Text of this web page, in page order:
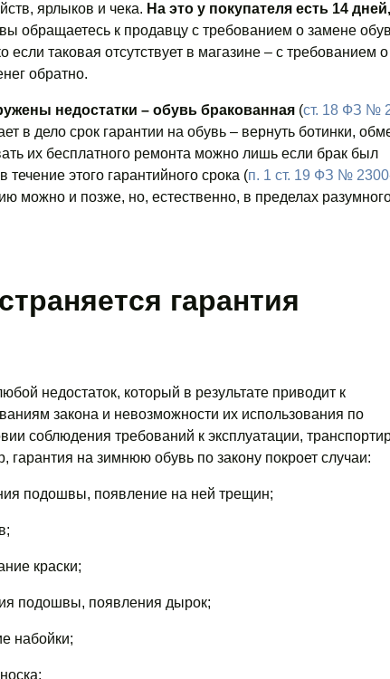
ярлыков и чека. На это у покупателя есть 14
обращаетесь к продавцу с требованием о замене
если таковая отсутствует в магазине – с требованием о
обратно.
недостатки – обувь бракованная(ст. 18 ФЗ №
в дело срок гарантии на обувь – вернуть ботинки,
их бесплатного ремонта можно лишь если брак был
течение этого гарантийного срока (п. 1 ст. 19 ФЗ №
можно и позже, но, естественно, в пределах
гарантия
недостаток, который в результате приводит к
закона и невозможности их использования по
соблюдения требований к эксплуатации,
на зимнюю обувь по закону покроет случаи:
подошвы, появление на ней трещин;
краски;
подошвы, появления дырок;
набойки;